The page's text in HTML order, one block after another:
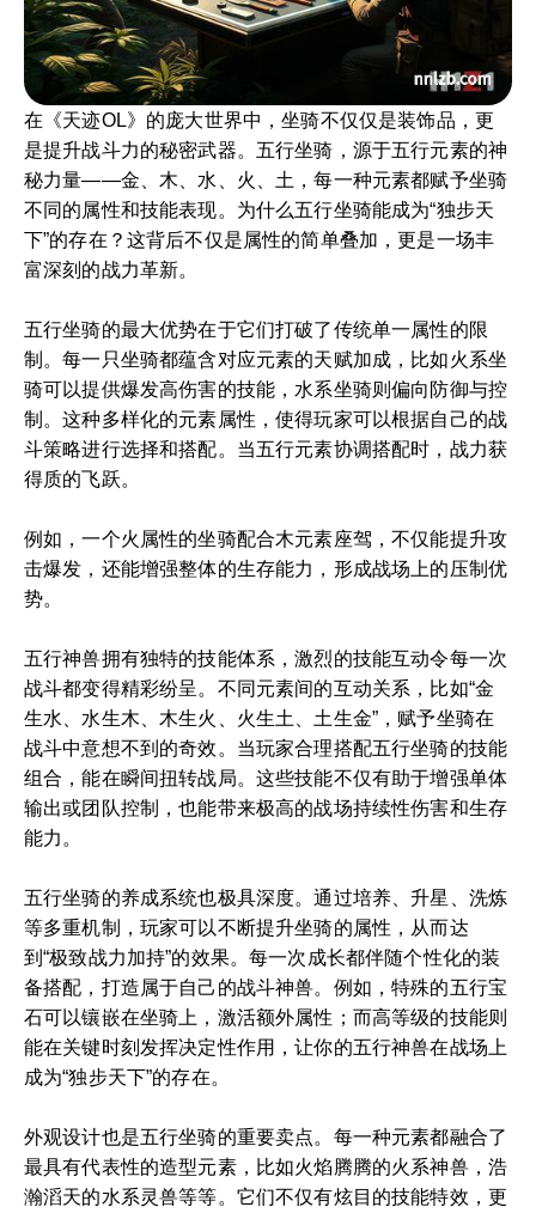
在《天迹OL》的庞大世界中，坐骑不仅仅是装饰品，更
是提升战斗力的秘密武器。五行坐骑，源于五行元素的神
秘力量——金、木、水、火、土，每一种元素都赋予坐骑
不同的属性和技能表现。为什么五行坐骑能成为“独步天
下”的存在？这背后不仅是属性的简单叠加，更是一场丰
富深刻的战力革新。
五行坐骑的最大优势在于它们打破了传统单一属性的限
制。每一只坐骑都蕴含对应元素的天赋加成，比如火系坐
骑可以提供爆发高伤害的技能，水系坐骑则偏向防御与控
制。这种多样化的元素属性，使得玩家可以根据自己的战
斗策略进行选择和搭配。当五行元素协调搭配时，战力获
得质的飞跃。
例如，一个火属性的坐骑配合木元素座驾，不仅能提升攻
击爆发，还能增强整体的生存能力，形成战场上的压制优
势。
五行神兽拥有独特的技能体系，激烈的技能互动令每一次
战斗都变得精彩纷呈。不同元素间的互动关系，比如“金
生水、水生木、木生火、火生土、土生金”，赋予坐骑在
战斗中意想不到的奇效。当玩家合理搭配五行坐骑的技能
组合，能在瞬间扭转战局。这些技能不仅有助于增强单体
输出或团队控制，也能带来极高的战场持续性伤害和生存
能力。
五行坐骑的养成系统也极具深度。通过培养、升星、洗炼
等多重机制，玩家可以不断提升坐骑的属性，从而达
到“极致战力加持”的效果。每一次成长都伴随个性化的装
备搭配，打造属于自己的战斗神兽。例如，特殊的五行宝
石可以镶嵌在坐骑上，激活额外属性；而高等级的技能则
能在关键时刻发挥决定性作用，让你的五行神兽在战场上
成为“独步天下”的存在。
外观设计也是五行坐骑的重要卖点。每一种元素都融合了
最具有代表性的造型元素，比如火焰腾腾的火系神兽，浩
瀚滔天的水系灵兽等等。它们不仅有炫目的技能特效，更